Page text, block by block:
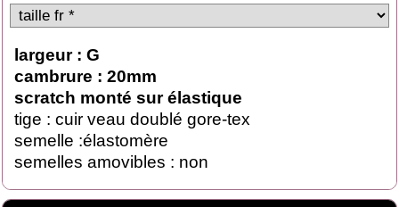
largeur : G
cambrure : 20mm
scratch monté sur élastique
tige : cuir veau doublé gore-tex
semelle :élastomère
semelles amovibles : non